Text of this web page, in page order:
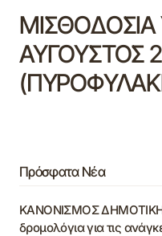
ΑΥΓΟΥΣΤΟΣ
Πρόσφατα Νέα
ΚΑΝΟΝΙΣΜΟΣ
δρομολόγια για τις